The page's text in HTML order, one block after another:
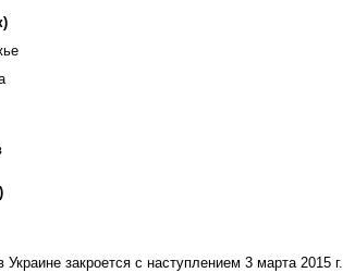
закроется с наступлением 3 марта 2015